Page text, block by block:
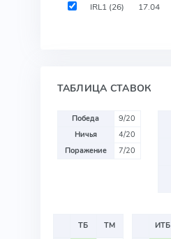
IRL1 (26) 17.04
ТАБЛИЦА СТАВОК
Победа
9/20
Ничья
4/20
Поражение
7/20
ТБ
ТМ
ИТБ